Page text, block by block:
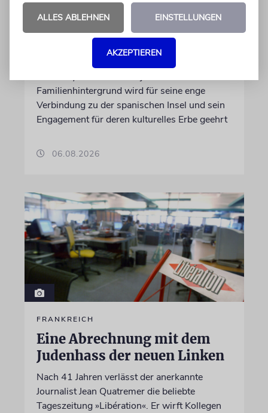
PALMA
Michael Douglas ist
Ehrenbotschafter Mallorcas
Familienhintergrund wird für seine enge
Verbindung zu der spanischen Insel und sein
Engagement für deren kulturelles Erbe geehrt
06.08.2026
FRANKREICH
Eine Abrechnung mit dem
Judenhass der neuen Linken
Nach 41 Jahren verlässt der anerkannte
Journalist Jean Quatremer die beliebte
Tageszeitung »Libération«. Er wirft Kollegen
ALLES ABLEHNEN EINSTELLUNGEN
AKZEPTIEREN